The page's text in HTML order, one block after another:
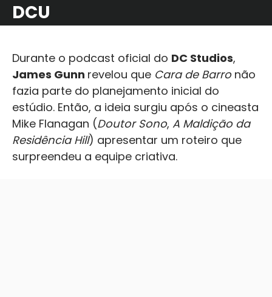
DCU
Durante o podcast oficial do DC Studios,
James Gunn revelou que Cara de Barronão
fazia parte do planejamento inicial do
estúdio. Então, a ideia surgiu após o cineasta
Mike Flanagan (Doutor Sono, A Maldição da
Residência Hill) apresentar um roteiro que
surpreendeu a equipe criativa.